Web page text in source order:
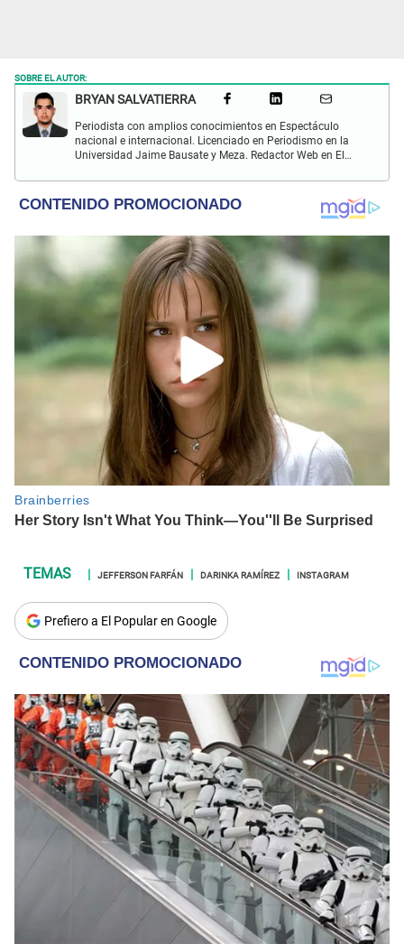
SOBRE EL AUTOR:
BRYAN SALVATIERRA
Periodista con amplios conocimientos en Espectáculo
nacional e internacional. Licenciado en Periodismo en la
Universidad Jaime Bausate y Meza. Redactor Web en El
películas, series, videojuegos y espectáculo.
JEFFERSON FARFÁN DARINKA RAMÍREZ INSTAGRAM
Prefiero a El Popular en Google